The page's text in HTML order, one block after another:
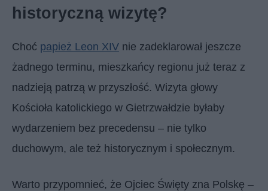
historyczną wizytę?
Choć papież Leon XIV nie zadeklarował jeszcze
żadnego terminu, mieszkańcy regionu już teraz z
nadzieją patrzą w przyszłość. Wizyta głowy
Kościoła katolickiego w Gietrzwałdzie byłaby
wydarzeniem bez precedensu – nie tylko
duchowym, ale też historycznym i społecznym.
Warto przypomnieć, że Ojciec Święty zna Polskę –